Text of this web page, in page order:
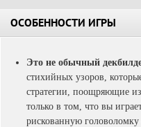
ОСОБЕННОСТИ ИГРЫ
Это не обычный
стихийных узоров,
стратегии, поощряющие
только в том, что вы
рискованную